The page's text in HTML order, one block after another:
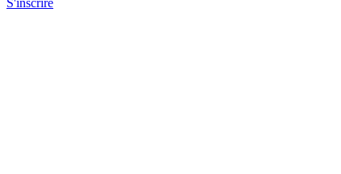
S'inscrire